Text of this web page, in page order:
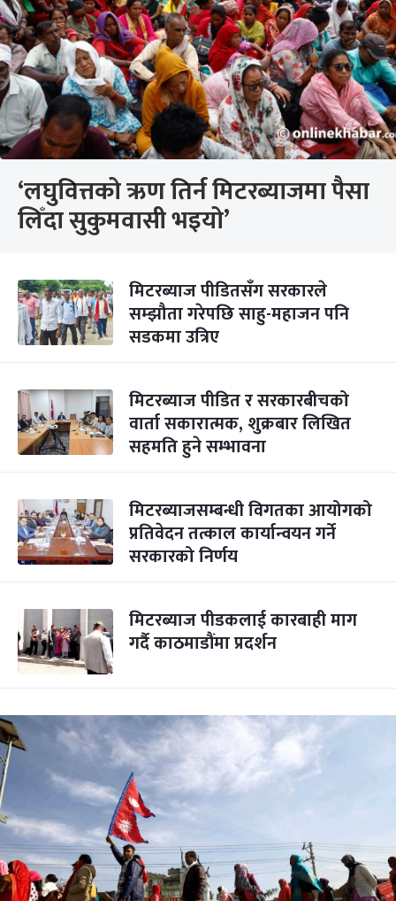
‘लघुवित्तको ऋण तिर्न मिटरब्याजमा पैसा
लिँदा सुकुमवासी भइयो’
मिटरब्याज पीडितसँग सरकारले
सम्झौता गरेपछि साहु-महाजन पनि
सडकमा उत्रिए
मिटरब्याज पीडित र सरकारबीचको
वार्ता सकारात्मक, शुक्रबार लिखित
सहमति हुने सम्भावना
मिटरब्याजसम्बन्धी विगतका आयोगको
प्रतिवेदन तत्काल कार्यान्वयन गर्ने
सरकारको निर्णय
मिटरब्याज पीडकलाई कारबाही माग
गर्दै काठमाडौंमा प्रदर्शन